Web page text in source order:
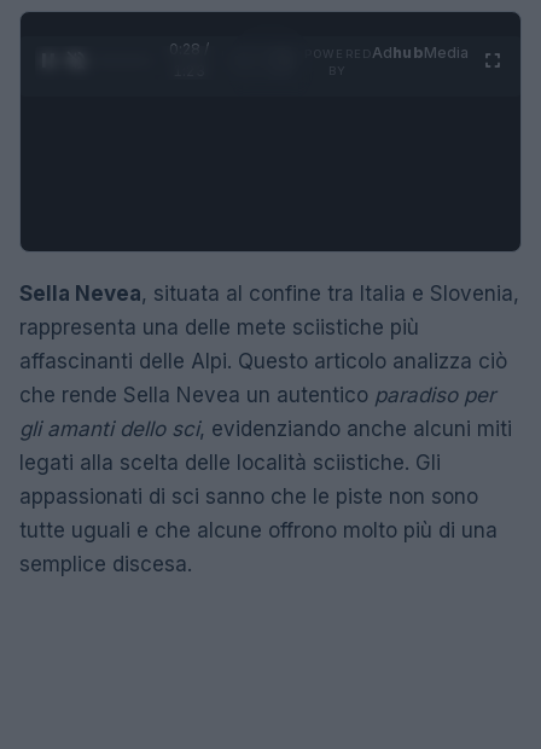
0:29 /
AdhubMedia
Sella Nevea, situata al confine tra Italia e Slovenia,
rappresenta una delle mete sciistiche più
affascinanti delle Alpi. Questo articolo analizza ciò
che rende Sella Nevea un autentico paradiso per
gli amanti dello sci, evidenziando anche alcuni miti
legati alla scelta delle località sciistiche. Gli
appassionati di sci sanno che le piste non sono
tutte uguali e che alcune offrono molto più di una
semplice discesa.